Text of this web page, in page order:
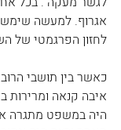
אגרוף. למעשה שימש
לחזון הפרגמטי של
כאשר בין תושבי
איבה קנאה ומרירות
היה במשפט מתגרה